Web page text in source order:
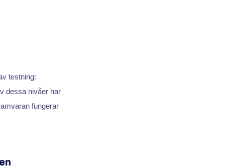
testning:
dessa nivåer har
fungerar